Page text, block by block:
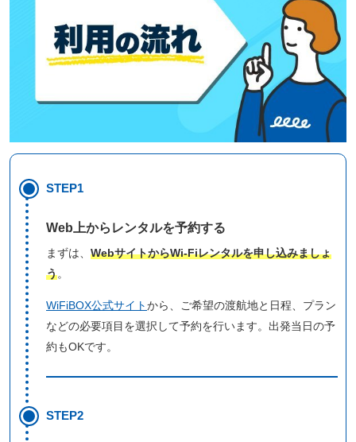
STEP1
Web上からレンタルを予約する
まずは、 WebサイトからWi-Fiレンタルを申し込みましょ
う。
WiFiBOX公式サイトから、ご希望の渡航地と日程、プラン
などの必要項目を選択して予約を行います。出発当日の予
約もOKです。
STEP2